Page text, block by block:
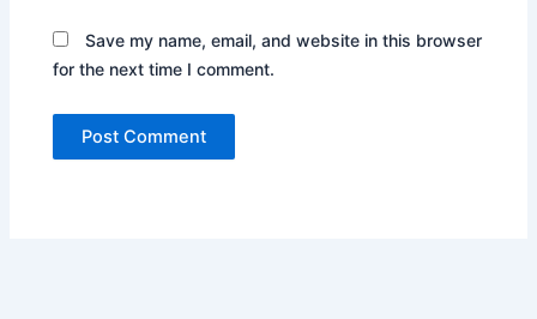
Save my name, email, and website in this browser
for the next time I comment.